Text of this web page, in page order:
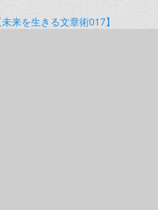
来を生きる文章術017】